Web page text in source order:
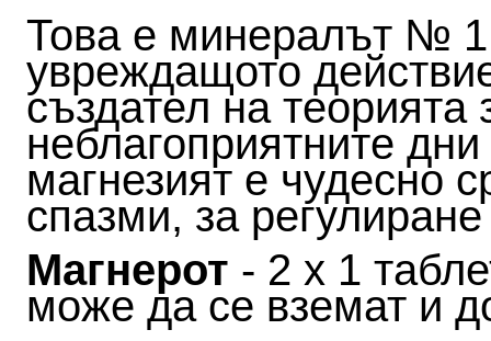
Това е минералът № 1
увреждащото
създател на
неблагоприятните
магнезият е чудесно
спазми, за
Магнерот - 2 х 1
може да се вземат и